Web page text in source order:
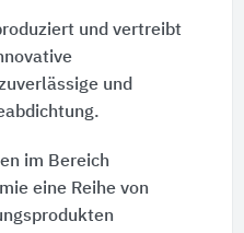
und vertreibt
und
im Bereich
eine Reihe von